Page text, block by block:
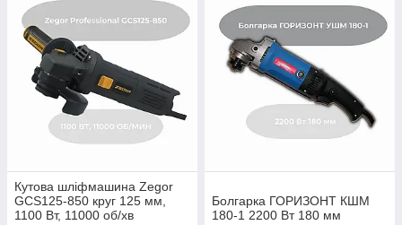
Кутова шліфмашина Zegor
GCS125-850 круг 125 мм,
1100 Вт, 11000 об/хв
Болгарка ГОРИЗОНТ КШМ
180-1 2200 Вт 180 мм